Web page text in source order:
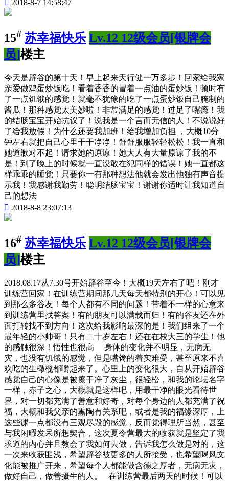
2018-8-7 14:58:47
15# 苏幸福快乐 Lv.12 12级会员[银牌会
员]楼主
今天是辟谷的第十天！早上起来天行健一万多步！回家给我家
亲爱做鸡蛋炒饭吃！看着香香的冒着一点油的蛋炒饭！顿时有
了一点饥饿的感觉！就毫不犹豫的吃了一点蛋炒饭自己腌制的
酱瓜！那种感觉太美妙啦！非常满足的感觉！过足了嘴瘾！我
的结肠宝宝开始抗议了！说我是一个言而无信的人！不说说好
了给我放假！为什么还要我加班！给我增加负担 ，大概10分
钟左右就把自己心里干干净净！舒舒服服轻轻松松！我一直和
她道歉对不起！请求她的原谅！她大人有大量原谅了我的不
是！到了晚上的时候就一直没敢在犯同样的错误！她一直都这
样乖乖的睡觉！只要你一有那种想法他就会发出他独有声音提
示我！我感谢我勤劳！聪明结肠宝宝！谢谢你适时让我知道自
己的想法
 2018-8-8 23:07:13
16# 苏幸福快乐 Lv.12 12级会员[银牌会
员]楼主
2018.08.17从7.30号开始辟谷至今！大概19天左右了吧！刚才
训练营回家！在训练营期间那几天每天都特别的开心！可以见
到那么多谷友！每个人都有不同的问题！带着不一样的心意来
到训练营里找答案！有的朋友可以满载而归！有的谷友还在外
面打转找不到方向！这次给我影响最深的是！我们组来了一个
最年轻的小帅哥！只有二十岁左右！还在在校大三的学生！他
的感触很深！悟性也很高 身体的变化并不明显，无病无
灾，也没有饥饿的感觉，但是嘴馋的着实难受，甚至原来不喜
欢吃的生橄榄都嚼起来了。心里上的变化很大，自从开始辟谷
感觉自己的心像是被擦干净了灰尘，很轻松，和我的论坛名字
一样，赤子之心，大概就是这样吧，用最干净的眼光看待世
界，对一切都充满了善意和好奇，对每个身边的人都充满了祝
福，大概和我父亲的熏陶有关系吧，或者是我的福缘深厚，上
这些课一点都没有三观尽毁的感觉，反而觉得理所当然，甚至
与我闲暇发呆所想契合，这次夏令营最大的收获就是坚定了我
求道的内心并且教会了我如何去做，告诉我怎么做是对的，这
一次来收获匪浅，希望辟谷被更多的人所接受，也希望喝风文
化能被推广开来，希望每个人都能做含德之厚者，无病无灾，
做好自己，做善摄生的人。 在训练营最后两天的时候！可以